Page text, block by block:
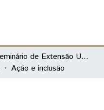
Seminário de Extensão Universitária da Região Sul (SEURS)
Ação e inclusão